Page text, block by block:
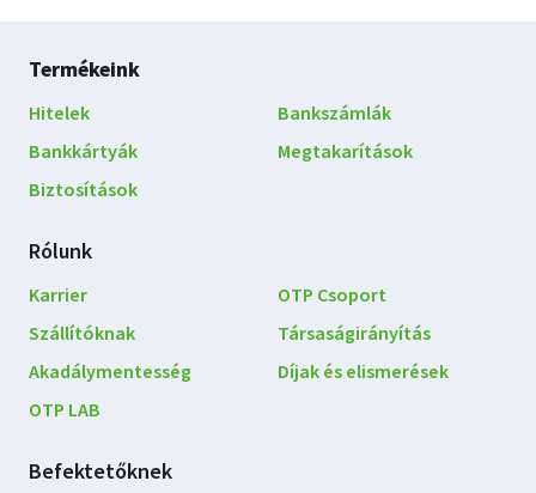
Lábléc
navigáció
Termékeink
Hitelek
Bankszámlák
Bankkártyák
Megtakarítások
Biztosítások
Rólunk
Karrier
Szállítóknak
Akadálymentesség
OTP LAB
OTP Csoport
Társaságirányítás
Díjak és elismerések
Befektetőknek